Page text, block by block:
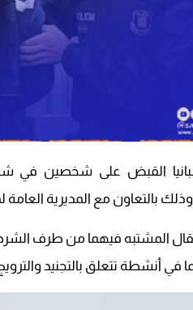
القبض على شخصين في
وذلك بالتعاون مع المديرية العامة
المشتبه فيهما من طرف
في أنشطة تتعلق بالتجنيد